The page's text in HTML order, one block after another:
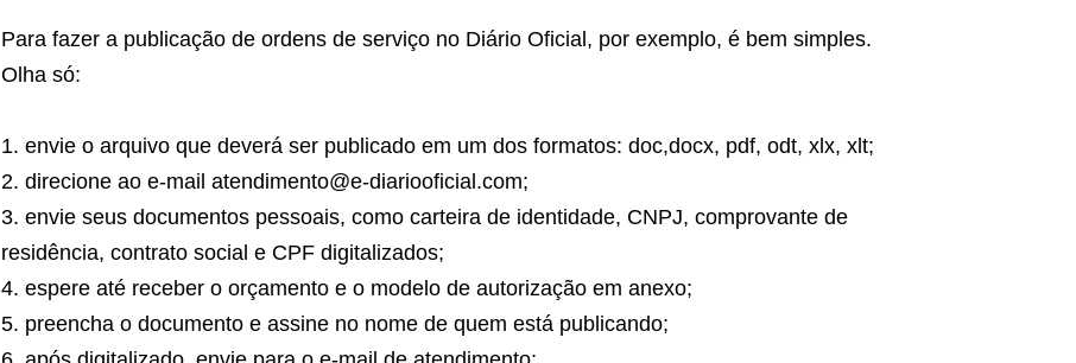
Para fazer a publicação de ordens de serviço no Diário Oficial, por exemplo, é bem simples.
Olha só:
envie o arquivo que deverá ser publicado em um dos formatos: doc,docx, pdf, odt, xlx, xlt;
direcione ao e-mail atendimento@e-diariooficial.com;
envie seus documentos pessoais, como carteira de identidade, CNPJ, comprovante de
residência, contrato social e CPF digitalizados;
espere até receber o orçamento e o modelo de autorização em anexo;
preencha o documento e assine no nome de quem está publicando;